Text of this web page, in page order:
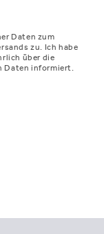
Daten zum
zu. Ich habe
über die
Daten informiert.